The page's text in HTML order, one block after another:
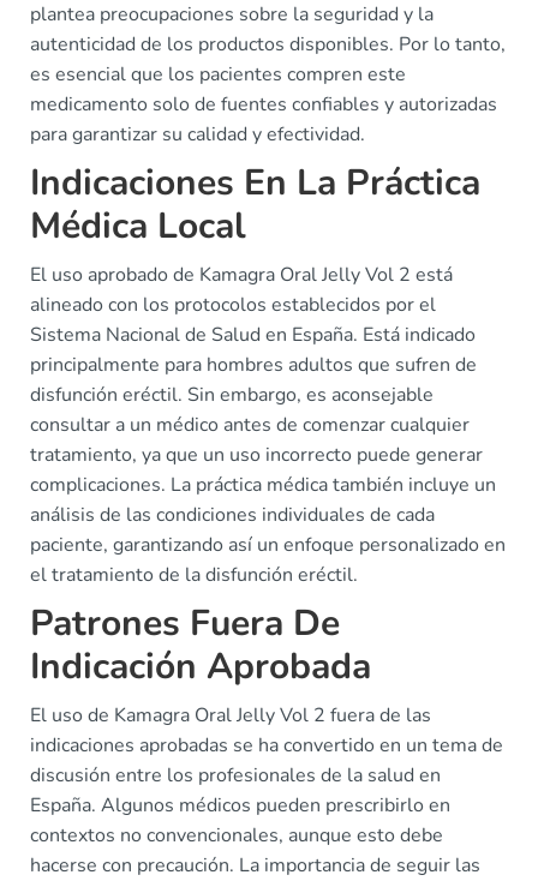
plantea preocupaciones sobre la seguridad y la
autenticidad de los productos disponibles. Por lo tanto,
es esencial que los pacientes compren este
medicamento solo de fuentes confiables y autorizadas
para garantizar su calidad y efectividad.
Indicaciones En La Práctica
Médica Local
El uso aprobado de Kamagra Oral Jelly Vol 2 está
alineado con los protocolos establecidos por el
Sistema Nacional de Salud en España. Está indicado
principalmente para hombres adultos que sufren de
disfunción eréctil. Sin embargo, es aconsejable
consultar a un médico antes de comenzar cualquier
tratamiento, ya que un uso incorrecto puede generar
complicaciones. La práctica médica también incluye un
análisis de las condiciones individuales de cada
paciente, garantizando así un enfoque personalizado en
el tratamiento de la disfunción eréctil.
Patrones Fuera De
Indicación Aprobada
El uso de Kamagra Oral Jelly Vol 2 fuera de las
indicaciones aprobadas se ha convertido en un tema de
discusión entre los profesionales de la salud en
España. Algunos médicos pueden prescribirlo en
contextos no convencionales, aunque esto debe
hacerse con precaución. La importancia de seguir las